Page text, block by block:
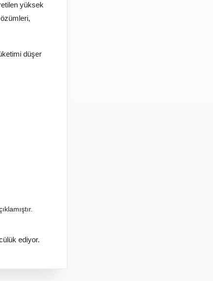
yüksek
düşer
ediyor.